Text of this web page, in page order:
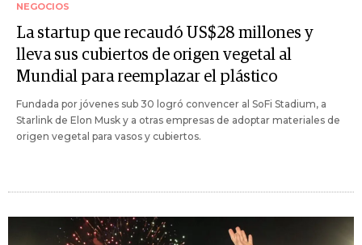
NEGOCIOS
La startup que recaudó US$28 millones y
lleva sus cubiertos de origen vegetal al
Mundial para reemplazar el plástico
Fundada por jóvenes sub 30 logró convencer al SoFi Stadium, a
Starlink de Elon Musk y a otras empresas de adoptar materiales de
origen vegetal para vasos y cubiertos.